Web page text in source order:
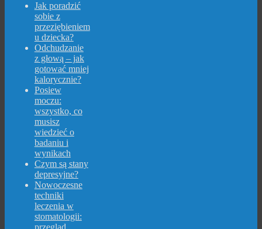
Jak poradzić
sobie z
przeziębieniem
u dziecka?
Odchudzanie
z głową – jak
gotować mniej
kalorycznie?
Posiew
moczu:
wszystko, co
musisz
wiedzieć o
badaniu i
wynikach
Czym są stany
depresyjne?
Nowoczesne
techniki
leczenia w
stomatologii: